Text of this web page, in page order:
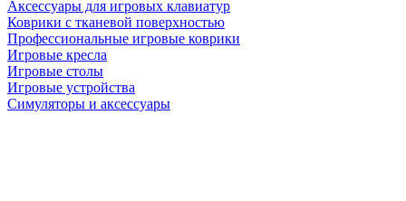
Аксессуары для игровых клавиатур
Коврики с тканевой поверхностью
Профессиональные игровые коврики
Игровые кресла
Игровые столы
Игровые устройства
Симуляторы и аксессуары